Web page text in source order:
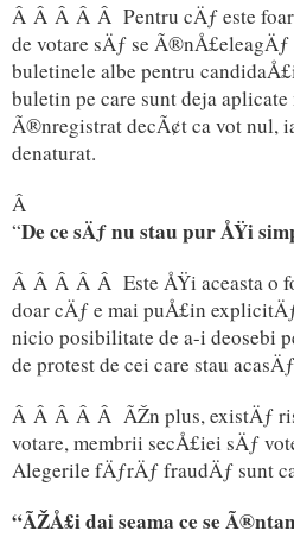
Â Â Â Â Â Pentru cÄƒ este
de votare sÄƒ se
buletinele albe pentru
buletin pe care sunt deja
Ã®nregistrat decÃ¢t ca vot nul,
denaturat.
Â
“De ce sÄƒ nu stau pur ÅŸi
Â Â Â Â Â Este ÅŸi aceasta o
doar cÄƒ e mai puÅ£in
nicio posibilitate de a-i deosebi
de protest de cei care stau
Â Â Â Â Â ÃŽn plus, existÄƒ
votare, membrii secÅ£iei sÄƒ
Alegerile fÄƒrÄƒ fraudÄƒ sunt
“ÃŽÅ£i dai seama ce se